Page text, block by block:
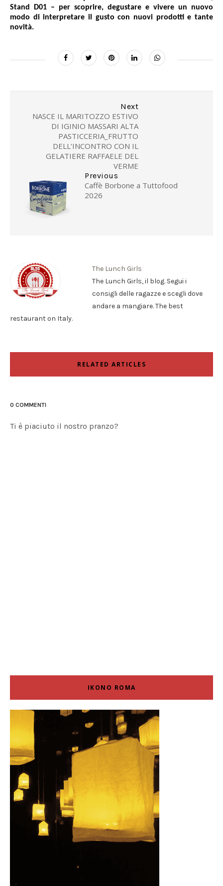
Stand D01 – per scoprire, degustare e vivere un nuovo
modo di interpretare il gusto con nuovi prodotti e tante
novità.
Next
NASCE IL MARITOZZO ESTIVO
DI IGINIO MASSARI ALTA
PASTICCERIA_FRUTTO
DELL’INCONTRO CON IL
GELATIERE RAFFAELE DEL
VERME
Previous
Caffè Borbone a Tuttofood
2026
The Lunch Girls
The Lunch Girls, il blog. Segui i
consigli delle ragazze e scegli dove
andare a mangiare. The best
restaurant on Italy.
RELATED ARTICLES
0 COMMENTI
Ti è piaciuto il nostro pranzo?
IKONO ROMA